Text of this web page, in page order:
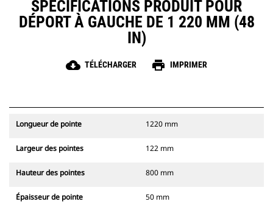
SPÉCIFICATIONS PRODUIT POUR
DÉPORT À GAUCHE DE 1 220 MM (48
IN)
cloud_download TÉLÉCHARGER print IMPRIMER
Longueur de pointe 1220 mm
Largeur des pointes 122 mm
Hauteur des pointes 800 mm
Épaisseur de pointe 50 mm